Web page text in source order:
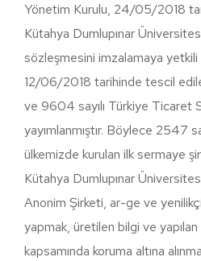
Yönetim Kurulu, 24/05/2018
Kütahya Dumlupınar
sözleşmesini imzalamaya yetkili
12/06/2018 tarihinde tescil
ve 9604 sayılı Türkiye Ticaret
yayımlanmıştır. Böylece 2547
ülkemizde kurulan ilk sermaye
Kütahya Dumlupınar
Anonim Şirketi, ar-ge ve
yapmak, üretilen bilgi ve
kapsamında koruma altına